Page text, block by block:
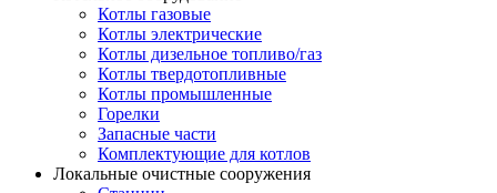
Котлы газовые
Котлы электрические
Котлы дизельное топливо/газ
Котлы твердотопливные
Котлы промышленные
Горелки
Запасные части
Комплектующие для котлов
Локальные очистные сооружения